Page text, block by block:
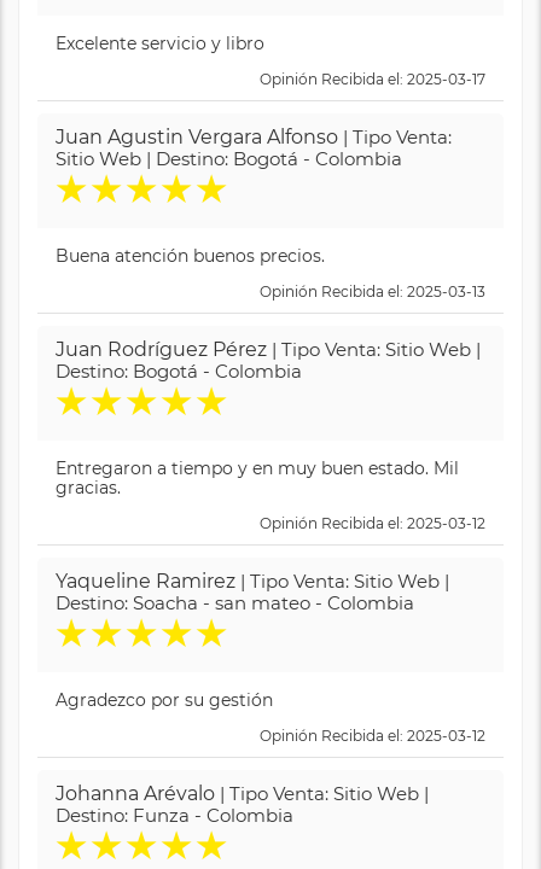
Excelente servicio y libro
Opinión Recibida el: 2025-03-17
Juan Agustin Vergara Alfonso | Tipo Venta:
Sitio Web | Destino: Bogotá - Colombia
★★★★★
Buena atención buenos precios.
Opinión Recibida el: 2025-03-13
Juan Rodríguez Pérez | Tipo Venta: Sitio Web |
Destino: Bogotá - Colombia
★★★★★
Entregaron a tiempo y en muy buen estado. Mil
gracias.
Opinión Recibida el: 2025-03-12
Yaqueline Ramirez | Tipo Venta: Sitio Web |
Destino: Soacha - san mateo - Colombia
★★★★★
Agradezco por su gestión
Opinión Recibida el: 2025-03-12
Johanna Arévalo | Tipo Venta: Sitio Web |
Destino: Funza - Colombia
★★★★★